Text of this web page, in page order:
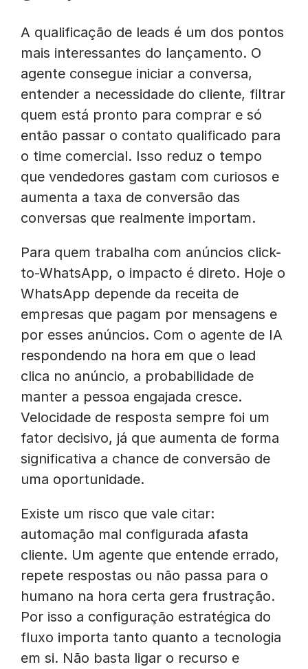
A qualificação de leads é um dos pontos
mais interessantes do lançamento. O
agente consegue iniciar a conversa,
entender a necessidade do cliente, filtrar
quem está pronto para comprar e só
então passar o contato qualificado para
o time comercial. Isso reduz o tempo
que vendedores gastam com curiosos e
aumenta a taxa de conversão das
conversas que realmente importam.
Para quem trabalha com anúncios click-
to-WhatsApp, o impacto é direto. Hoje o
WhatsApp depende da receita de
empresas que pagam por mensagens e
por esses anúncios. Com o agente de IA
respondendo na hora em que o lead
clica no anúncio, a probabilidade de
manter a pessoa engajada cresce.
Velocidade de resposta sempre foi um
fator decisivo, já que aumenta de forma
significativa a chance de conversão de
uma oportunidade.
Existe um risco que vale citar:
automação mal configurada afasta
cliente. Um agente que entende errado,
repete respostas ou não passa para o
humano na hora certa gera frustração.
Por isso a configuração estratégica do
fluxo importa tanto quanto a tecnologia
em si. Não basta ligar o recurso e